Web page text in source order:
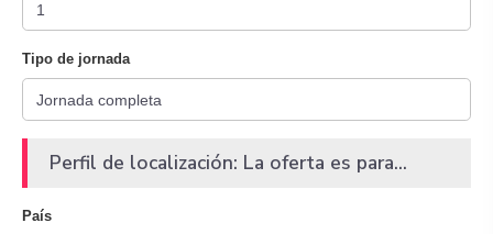
Tipo de jornada
Perfil de localización: La oferta es para...
País